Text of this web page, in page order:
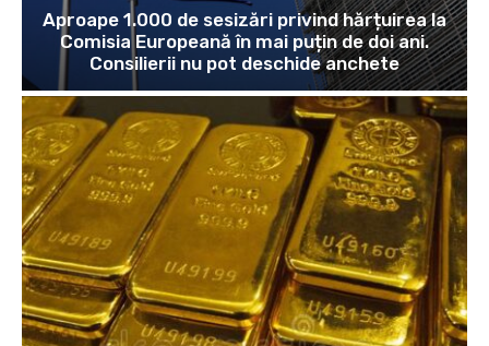
Aproape 1.000 de sesizări privind hărțuirea la
Comisia Europeană în mai puțin de doi ani.
Consilierii nu pot deschide anchete